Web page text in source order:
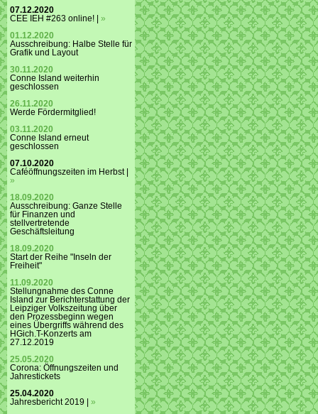
07.12.2020
CEE IEH #263 online! | »
01.12.2020
Ausschreibung: Halbe Stelle für
Grafik und Layout
30.11.2020
Conne Island weiterhin
geschlossen
26.11.2020
Werde Fördermitglied!
03.11.2020
Conne Island erneut
geschlossen
07.10.2020
Caféöffnungszeiten im Herbst |
»
18.09.2020
Ausschreibung: Ganze Stelle
für Finanzen und
stellvertretende
Geschäftsleitung
18.09.2020
Start der Reihe "Inseln der
Freiheit"
11.09.2020
Stellungnahme des Conne
Island zur Berichterstattung der
Leipziger Volkszeitung über
den Prozessbeginn wegen
eines Übergriffs während des
HGich.T-Konzerts am
27.12.2019
25.05.2020
Corona: Öffnungszeiten und
Jahrestickets
25.04.2020
Jahresbericht 2019 | »